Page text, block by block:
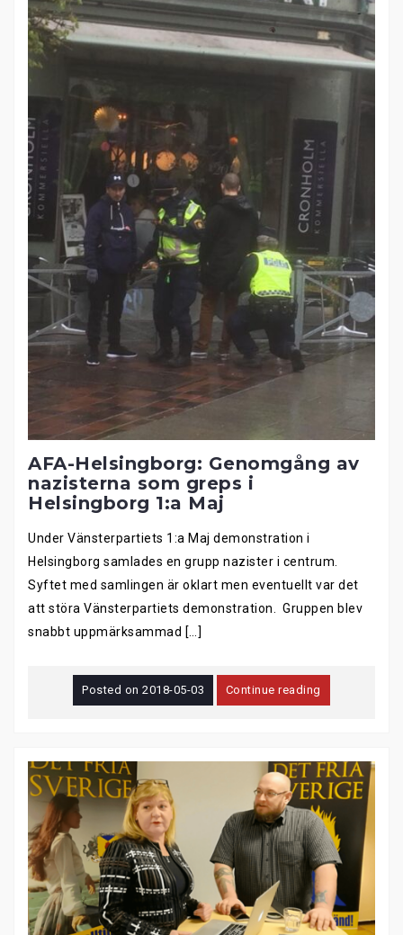
AFA-Helsingborg: Genomgång av
nazisterna som greps i
Helsingborg 1:a Maj
Under Vänsterpartiets 1:a Maj demonstration i
Helsingborg samlades en grupp nazister i centrum.
Syftet med samlingen är oklart men eventuellt var det
att störa Vänsterpartiets demonstration. Gruppen blev
snabbt uppmärksammad […]
Posted on2018-05-03 Continue reading